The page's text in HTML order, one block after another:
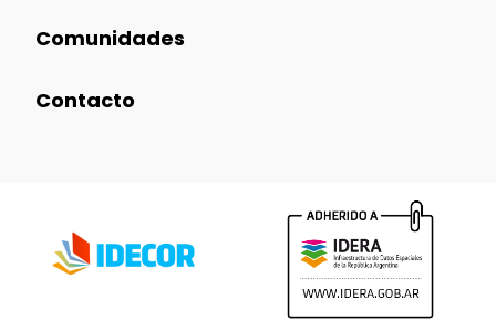
Comunidades
Contacto